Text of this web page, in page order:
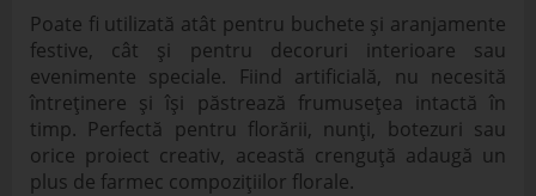
Poate fi utilizată atât pentru buchete și aranjamente
festive, cât și pentru decoruri interioare sau
evenimente speciale. Fiind artificială, nu necesită
întreținere și își păstrează frumusețea intactă în
timp. Perfectă pentru florării, nunți, botezuri sau
orice proiect creativ, această crenguță adaugă un
plus de farmec compozițiilor florale.